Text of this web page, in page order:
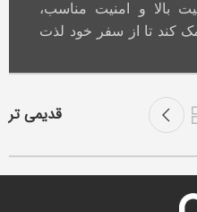
بالا و امنیت مناسب،
کند تا از سفر خود لذت
قدیمی تر